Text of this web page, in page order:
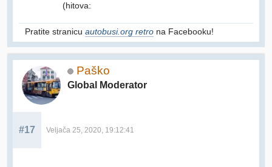
(hitova:
Pratite stranicu autobusi.org retro na Facebooku!
Paško
Global Moderator
#17 Veljača 25, 2020, 19:12:41